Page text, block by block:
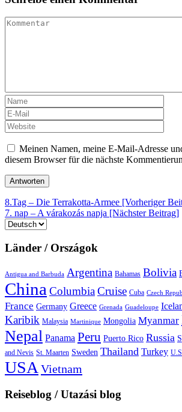
Meinen Namen, meine E-Mail-Adresse
diesem Browser für die nächste
Beitrags-
Navigation
8.Tag – Die Terrakotta-Armee [Vorheriger
7. nap – A várakozás napja [Nächster Beitrag]
Sprache
Länder / Országok
Antigua and Barbuda Argentina Bahamas Bolivia
China ColumbiaCruise Cuba Czech
France Germany Greece Grenada Guadeloupe
Karibik Malaysia Martinique Mongolia Myanmar
Nepal Panama Peru Puerto Rico Russia
and Nevis St. Maarten Sweden Thailand Turkey
USA Vietnam
Reiseblog / Utazási blog